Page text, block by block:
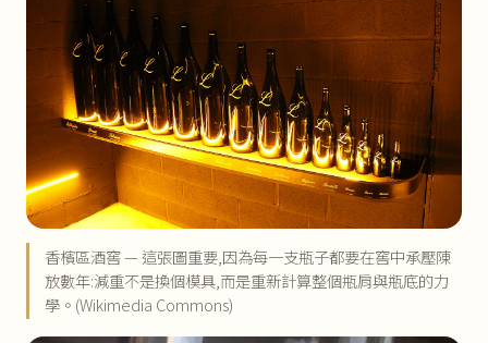
香檳區酒窖 — 這張圖重要,因為每一支瓶子都要在窖中承壓陳
放數年:減重不是換個模具,而是重新計算整個瓶肩與瓶底的力
學。(Wikimedia Commons)